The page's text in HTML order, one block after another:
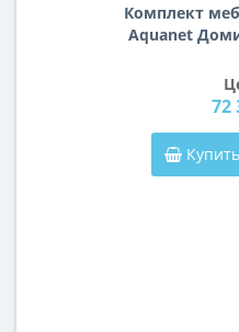
Комплект
Aquanet
72
Купить